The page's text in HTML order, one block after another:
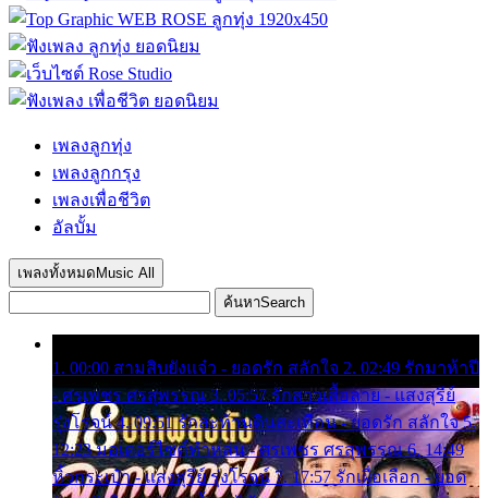
เพลงลูกทุ่ง
เพลงลูกกรุง
เพลงเพื่อชีวิต
อัลบั้ม
เพลงทั้งหมด Music All
ค้นหาSearch
1. 00:00 สามสิบยังแจ๋ว - ยอดรัก สลักใจ 2. 02:49 รักมาห้าปี
- ศรเพชร ศรสุพรรณ 3. 05:57 รักสาวเสื้อลาย - แสงสุรีย์
รุ่งโรจน์ 4. 09:51 รักสะท้านดินสะเทือน - ยอดรัก สลักใจ 5.
12:23 มอเตอร์ไซค์ทำหล่น - ศรเพชร ศรสุพรรณ 6. 14:49
หิ้วกระเป๋า - แสงสุรีย์ รุ่งโรจน์ 7. 17:57 รักเผื่อเลือก - ยอด